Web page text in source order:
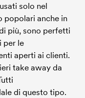
solo nel
popolari anche in
più, sono perfetti
per le
aperti ai clienti.
take away da
di questo tipo.